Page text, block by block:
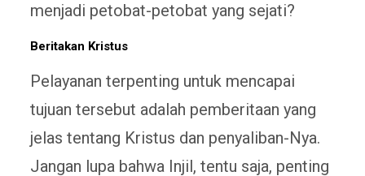
menjadi petobat-petobat yang sejati?
Beritakan Kristus
Pelayanan terpenting untuk mencapai
tujuan tersebut adalah pemberitaan yang
jelas tentang Kristus dan penyaliban-Nya.
Jangan lupa bahwa Injil, tentu saja, penting